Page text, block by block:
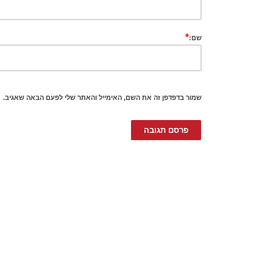
שם:*
שמור בדפדפן זה את השם, האימייל והאתר שלי לפעם הבאה שאגיב.